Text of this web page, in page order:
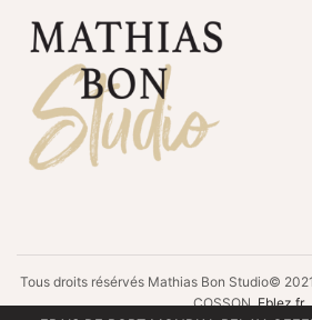
Tous droits résérvés Mathias Bon Studio©
COSSONEblez.fr